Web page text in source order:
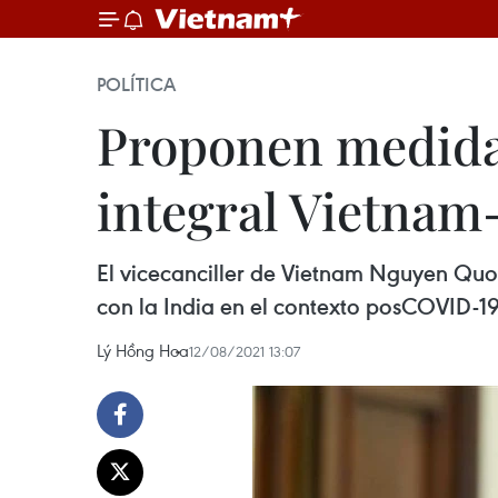
POLÍTICA
Proponen
integral
El vicecanciller de Vietnam Nguyen
con la India en el contexto posCOVID-
Lý Hồng Hoa12/08/2021 13:07